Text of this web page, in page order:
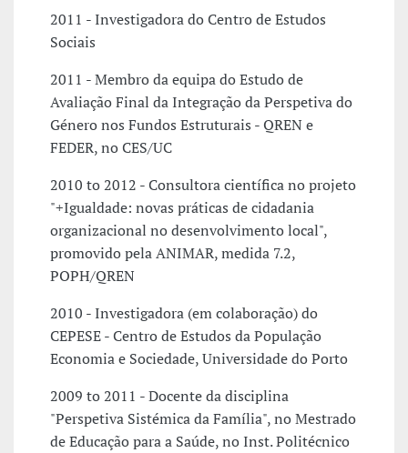
2011 - Investigadora do Centro de Estudos
Sociais
2011 - Membro da equipa do Estudo de
Avaliação Final da Integração da Perspetiva do
Género nos Fundos Estruturais - QREN e
FEDER, no CES/UC
2010 to 2012 - Consultora científica no projeto
"+Igualdade: novas práticas de cidadania
organizacional no desenvolvimento local",
promovido pela ANIMAR, medida 7.2,
POPH/QREN
2010 - Investigadora (em colaboração) do
CEPESE - Centro de Estudos da População
Economia e Sociedade, Universidade do Porto
2009 to 2011 - Docente da disciplina
"Perspetiva Sistémica da Família", no Mestrado
de Educação para a Saúde, no Inst. Politécnico